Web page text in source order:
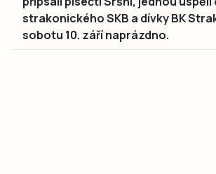
strakonického SKB a dívky BK
sobotu 10. září naprázdno.